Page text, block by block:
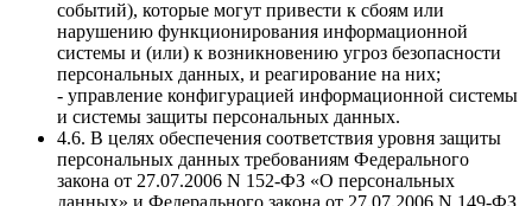
событий), которые могут привести к сбоям или
нарушению функционирования информационной
системы и (или) к возникновению угроз безопасности
персональных данных, и реагирование на них;
- управление конфигурацией информационной системы
и системы защиты персональных данных.
4.6. В целях обеспечения соответствия уровня защиты
персональных данных требованиям Федерального
закона от 27.07.2006 N 152-ФЗ «О персональных